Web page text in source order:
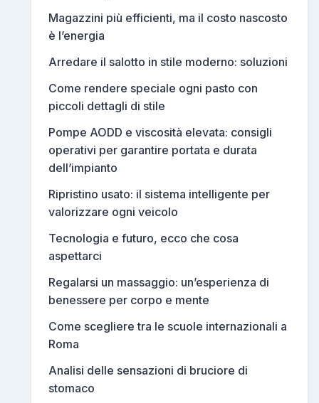
Magazzini più efficienti, ma il costo nascosto
è l’energia
Arredare il salotto in stile moderno: soluzioni
Come rendere speciale ogni pasto con
piccoli dettagli di stile
Pompe AODD e viscosità elevata: consigli
operativi per garantire portata e durata
dell’impianto
Ripristino usato: il sistema intelligente per
valorizzare ogni veicolo
Tecnologia e futuro, ecco che cosa
aspettarci
Regalarsi un massaggio: un’esperienza di
benessere per corpo e mente
Come scegliere tra le scuole internazionali a
Roma
Analisi delle sensazioni di bruciore di
stomaco